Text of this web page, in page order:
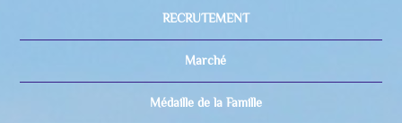
RECRUTEMENT
Marché
Médaille de la Famille